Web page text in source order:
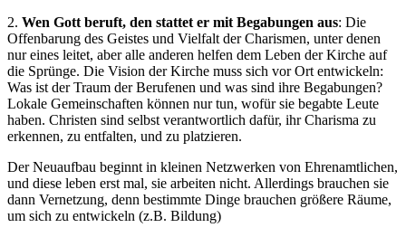
2. Wen Gott beruft, den stattet er mit Begabungen aus: Die
Offenbarung des Geistes und Vielfalt der Charismen, unter denen
nur eines leitet, aber alle anderen helfen dem Leben der Kirche auf
die Sprünge. Die Vision der Kirche muss sich vor Ort entwickeln:
Was ist der Traum der Berufenen und was sind ihre Begabungen?
Lokale Gemeinschaften können nur tun, wofür sie begabte Leute
haben. Christen sind selbst verantwortlich dafür, ihr Charisma zu
erkennen, zu entfalten, und zu platzieren.
Der Neuaufbau beginnt in kleinen Netzwerken von Ehrenamtlichen,
und diese leben erst mal, sie arbeiten nicht. Allerdings brauchen sie
dann Vernetzung, denn bestimmte Dinge brauchen größere Räume,
um sich zu entwickeln (z.B. Bildung)